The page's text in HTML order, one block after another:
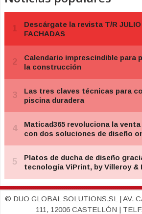
© DUO GLOBAL SOLUTIONS,SL | AV.
111, 12006 CASTELLÓN | TELF.